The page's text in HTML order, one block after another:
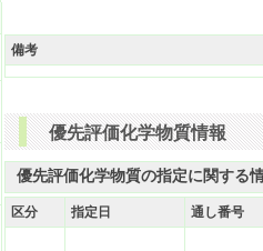
備考
優先評価化学物質情報
優先評価化学物質の指定に関する
区分 指定日 通し番号